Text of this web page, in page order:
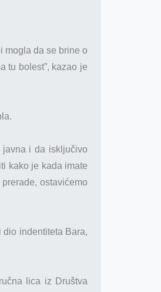
mogla da se brine o
tu bolest”, kazao je
javna i da isključivo
kako je kada imate
ostavićemo
indentiteta Bara,
lica iz Društva